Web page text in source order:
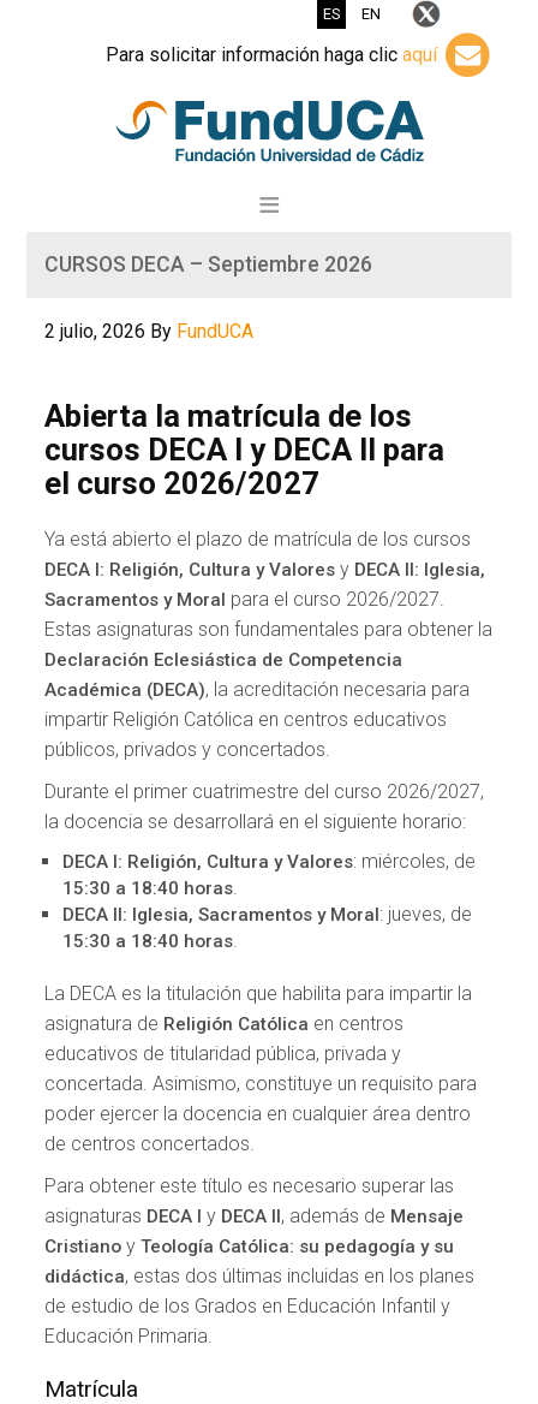
ES EN
Para solicitar información haga clic aquí
CURSOS DECA – Septiembre 2026
2 julio, 2026 By FundUCA
Abierta la matrícula de los
cursos DECA I y DECA II para
el curso 2026/2027
Ya está abierto el plazo de matrícula de los cursos
DECA I: Religión, Cultura y Valores y DECA II: Iglesia,
Sacramentos y Moral para el curso 2026/2027.
Estas asignaturas son fundamentales para obtener la
Declaración Eclesiástica de Competencia
Académica (DECA), la acreditación necesaria para
impartir Religión Católica en centros educativos
públicos, privados y concertados.
Durante el primer cuatrimestre del curso 2026/2027,
la docencia se desarrollará en el siguiente horario:
DECA I: Religión, Cultura y Valores: miércoles, de
15:30 a 18:40 horas.
DECA II: Iglesia, Sacramentos y Moral: jueves, de
15:30 a 18:40 horas.
La DECA es la titulación que habilita para impartir la
asignatura de Religión Católica en centros
educativos de titularidad pública, privada y
concertada. Asimismo, constituye un requisito para
poder ejercer la docencia en cualquier área dentro
de centros concertados.
Para obtener este título es necesario superar las
asignaturas DECA I y DECA II, además de Mensaje
Cristiano yTeología Católica: su pedagogía y su
didáctica, estas dos últimas incluidas en los planes
de estudio de los Grados en Educación Infantil y
Educación Primaria.
Matrícula